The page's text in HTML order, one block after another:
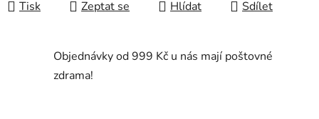
Tisk Zeptat se Hlídat Sdílet
Objednávky od 999 Kč u nás mají poštovné
zdrama!